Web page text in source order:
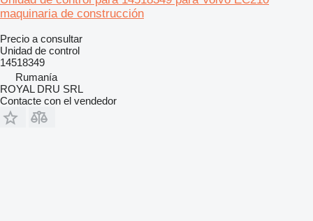
maquinaria de construcción
Precio a consultar
Unidad de control
14518349
Rumanía
ROYAL DRU SRL
Contacte con el vendedor